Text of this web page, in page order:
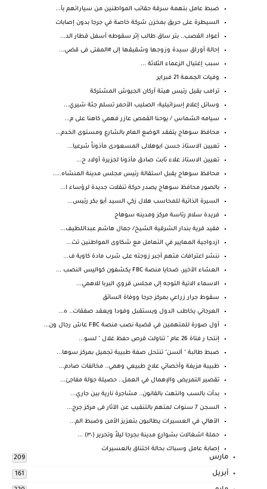
ضبط عامل بتهمة سرقة حقائب المواطنين من سياراتهم بأ...
السيطرة على حريق بمخزن شركة خاصة في جرجا بدون إصابات
أعواد القصب.. بتر ساق طالب إثر سقوطه أسفل قطار الد...
إحالة أوراق سيدة وزوجها وشقيقها إلى #المفتى فى قضي...
سبب إغتيال الزعماء الثلاثة ...
وفيات الجمعة 21 فبراير
ترامب يقيل رئيس هيئة أركان الجيوش المشتركة
وسائل إعلام إسرائيلية: الصليب الأحمر تسلم جثة شيري...
سيامه الشماس / يوحنا القمص عازر فهمي كاهنا على م...
محافظ سوهاج يتفقد الوضع العام بالشارع ومستوى الخدم...
تعيين الاستاذ حسن ابوهلالى المسعودى مأذوناً شرعيا...
تعيين الاستاذ علاء ثابت صادق مأذونا لجزيرة أولاد ح...
محافظ سوهاج يقبل استقالة رئيس مجلس مدينة المنشاه.....
بالصور محافظ سوهاج يصدر حركة تنقلات جديدة لرؤساء ا...
السيرة الذاتية للمحاسب هلال زكي السيد أبو بكر رئيس...
فريدة سلام رئاسة مركز ومدينه سوهاج
فقيد قرية بندار الشرقية الشيخ/ جمال هاشم عبداللطيف...
ازدواجية المعايير في التعامل مع شكاوى المواطنين تث...
ننشر اعترافات متهم أجبر زوجته على شرب مادة كاوية ف...
العشاء الأخير، ضحايا منصة FBC يكشفون كواليس النصب ...
الاسماء الاتية التوجه إلى مجلس قروي البربا للاهمي...
سقوط جرار زراعي بمركز جرجا ووفاة السائق
العرجاني يخاطب الدول ويستقبل وفودا ويعقد صفقات.. ه...
أول صورة للمتهمين في قضية نصب منصة FBC عاش رجال ون...
إنتحـا ر فتاة 26 عام " تناولت قرص حفظ غلال " لسو...
ضبط طالبة " ألسن" تنتحل صفة طبيبة تجميل بمركز سوها...
طبيبة مزيفة وأخصائي علاج طبيعي وهمي.. مخالفات صادم...
تقصير التمريض والإهمال في العمل.. حصيلة جولة مفاجئ...
بدأت بالسب وانتهت بالقانون.. مشاجرة نارية بين جاري...
السجن 7 سنوات لمتهم بالتنقيب عن الآثار فى مركز جرج...
الأهالي في العسيرات يطالبون بتعزيز الأمن وضبط الم...
حملة اشغالات بشوارع مدينة بجرجا ليلاً وتحرير (٣٠) ...
إصابة عامل وسباك بحالة اختناق بالعسيرات
مارس 209
أبريل 161